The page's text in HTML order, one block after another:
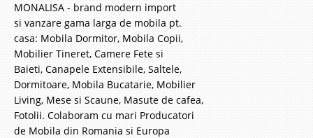
MONALISA - brand modern import
si vanzare gama larga de mobila pt.
casa: Mobila Dormitor, Mobila Copii,
Mobilier Tineret, Camere Fete si
Baieti, Canapele Extensibile, Saltele,
Dormitoare, Mobila Bucatarie, Mobilier
Living, Mese si Scaune, Masute de cafea,
Fotolii. Colaboram cu mari Producatori
de Mobila din Romania si Europa